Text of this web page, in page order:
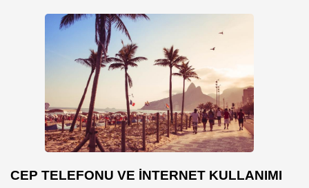
CEP TELEFONU VE İNTERNET KULLANIMI